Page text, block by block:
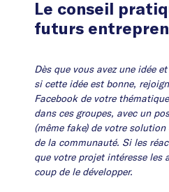
Le conseil
futurs
Dès que vous avez une idée
si cette idée est bonne,
Facebook de votre
dans ces groupes, avec un
(même fake) de votre
de la communauté. Si les
que votre projet intéresse les
coup de le développer.